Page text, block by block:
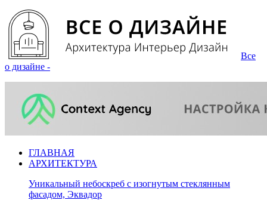
Все
о дизайне -
ГЛАВНАЯ
АРХИТЕКТУРА
Уникальный небоскреб с изогнутым стеклянным
фасадом, Эквадор